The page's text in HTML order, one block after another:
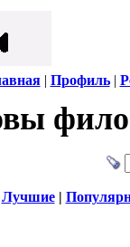
| Профиль|
Лучшие|